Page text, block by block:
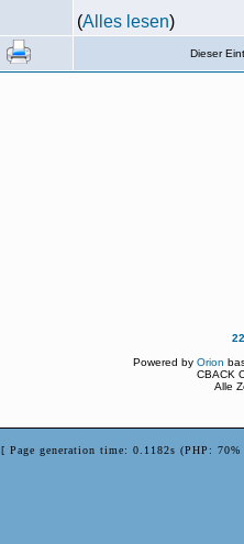
(Alles lesen)
Dieser
Powered byOrion
CBACK
Alle
[ Page generation time: 0.1182s (PHP: